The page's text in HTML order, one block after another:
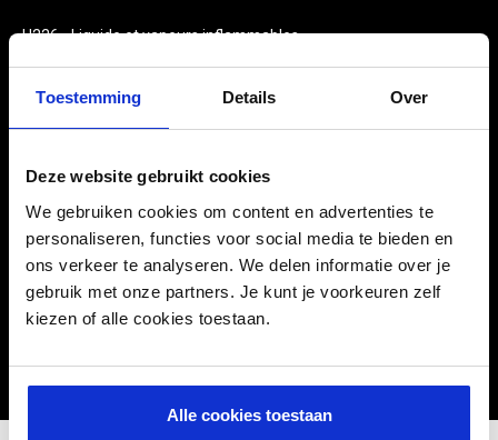
Toestemming Details Over
Deze website gebruikt cookies
We gebruiken cookies om content en advertenties te
personaliseren, functies voor social media te bieden en
ons verkeer te analyseren. We delen informatie over je
gebruik met onze partners. Je kunt je voorkeuren zelf
kiezen of alle cookies toestaan.
Alle cookies toestaan
H226 - Liquide et vapeurs inflammables.
TÉLÉCHARGEMENTS
Consignes de sécurité